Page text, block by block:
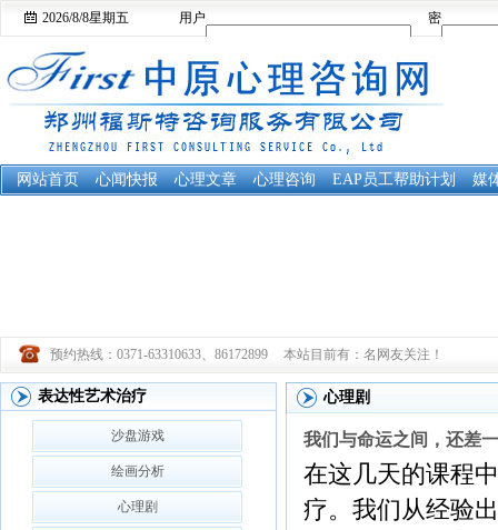
2026/8/8星期五 用户 密
网站首页 心闻快报 心理文章 心理咨询 EAP员工帮助计划 媒
预约热线：0371-63310633、86172899 本站目前有： 名网友关注！
表达性艺术治疗
沙盘游戏
绘画分析
心理剧
心理剧
我们与命运之间，还差
在这几天的课程
疗。我们从经验